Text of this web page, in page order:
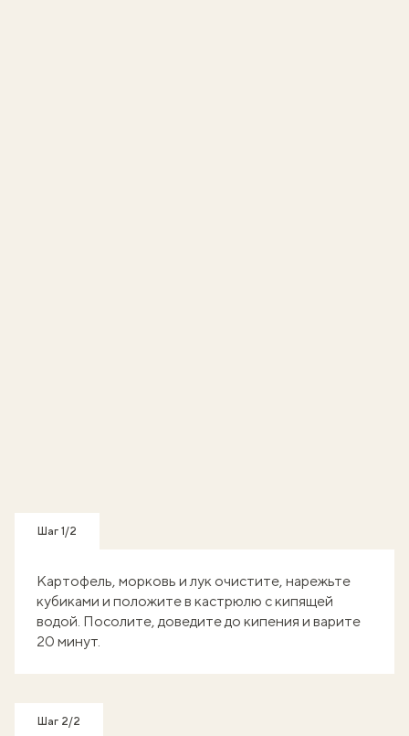
Шаг 1/2
Картофель, морковь и лук очистите, нарежьте
кубиками и положите в кастрюлю с кипящей
водой. Посолите, доведите до кипения и варите
20 минут.
Шаг 2/2